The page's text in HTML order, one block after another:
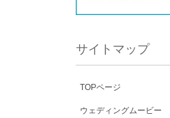
サイトマップ
TOPページ
ウェディングムービー